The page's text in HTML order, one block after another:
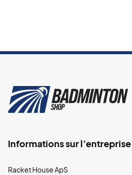
Informations sur l’entreprise
Racket House ApS